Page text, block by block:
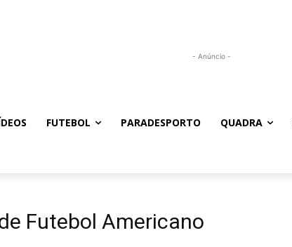
- Anúncio -
FUTEBOL PARADESPORTO QUADRA
Futebol Americano